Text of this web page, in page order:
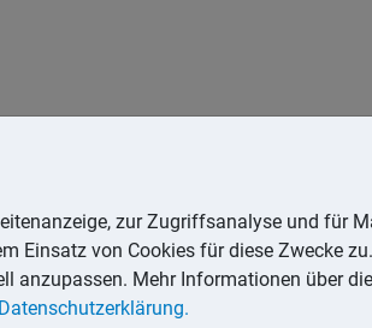
des geldwerten Vorteils, der sich aus
des individuellen Kilometersatzes
zur Zugriffsanalyse und für
Einsatz von Cookies für diese Zwecke
anzupassen. Mehr Informationen über
Datenschutzerklärung.